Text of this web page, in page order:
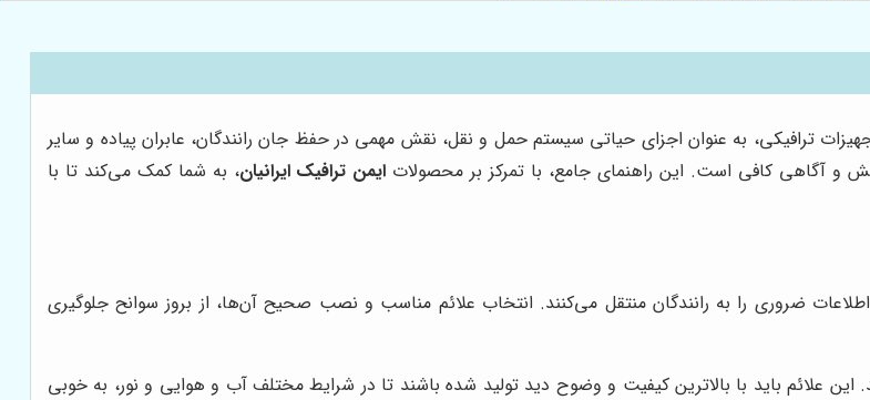
ترافیکی، به عنوان اجزای حیاتی سیستم حمل و نقل، نقش مهمی در حفظ جان رانندگان، عابران پیاده و سایر
و آگاهی کافی است. این راهنمای جامع، با تمرکز بر محصولات ایمن ترافیک ایرانیان، به شما کمک می‌کند تا با
ضروری را به رانندگان منتقل می‌کنند. انتخاب علائم مناسب و نصب صحیح آن‌ها، از بروز سوانح جلوگیری
این علائم باید با بالاترین کیفیت و وضوح دید تولید شده باشند تا در شرایط مختلف آب و هوایی و نور، به خوبی